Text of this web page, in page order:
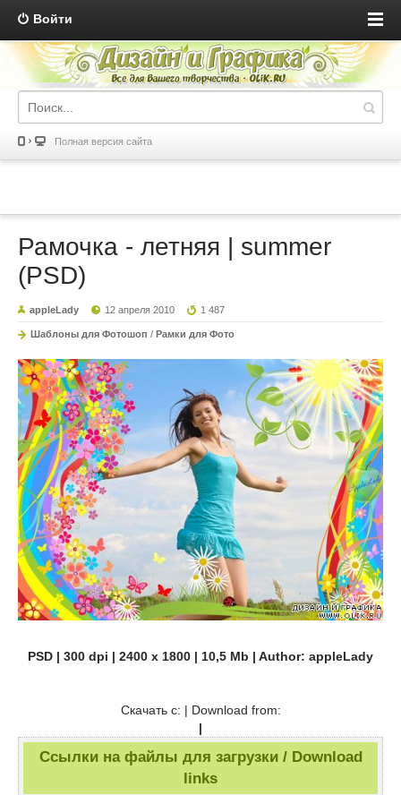
Войти
Полная версия сайта
Рамочка - летняя | summer
(PSD)
appleLady 12 апреля 2010 1 487
Шаблоны для Фотошоп / Рамки для Фото
PSD | 300 dpi | 2400 x 1800 | 10,5 Mb | Author: appleLady
Скачать с: | Download from:
|
Ссылки на файлы для загрузки / Download
links